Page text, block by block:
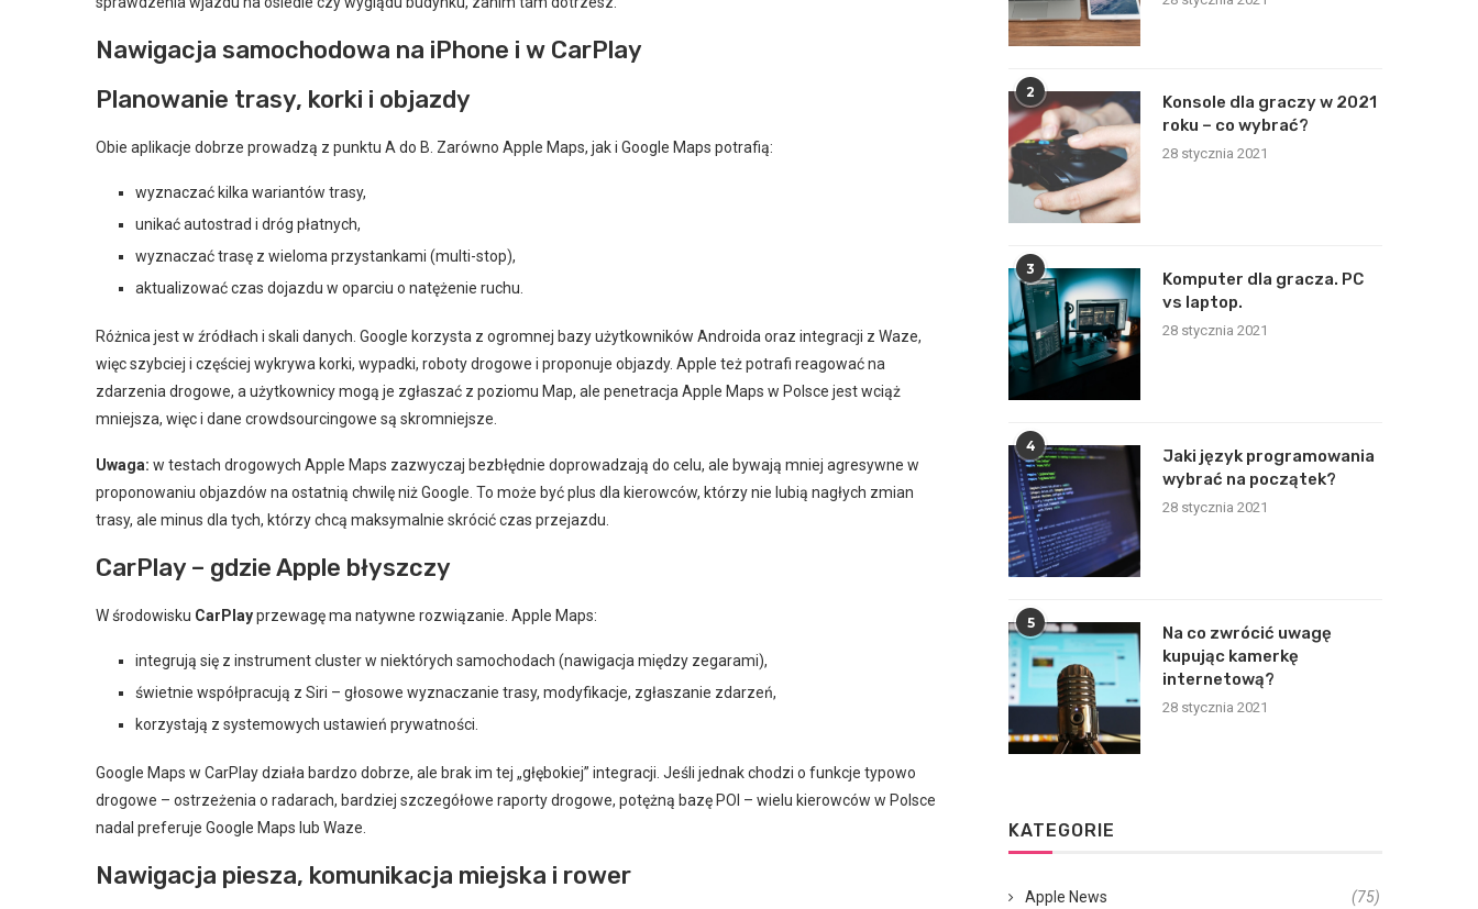
Nawigacja samochodowa na iPhone i w CarPlay
Planowanie trasy, korki i objazdy
Obie aplikacje dobrze prowadzą z punktu A do B. Zarówno Apple Maps, jak i Google Maps potrafią:
wyznaczać kilka wariantów trasy,
unikać autostrad i dróg płatnych,
wyznaczać trasę z wieloma przystankami (multi-stop),
aktualizować czas dojazdu w oparciu o natężenie ruchu.
Różnica jest w źródłach i skali danych. Google korzysta z ogromnej bazy użytkowników Androida oraz integracji z Waze,
więc szybciej i częściej wykrywa korki, wypadki, roboty drogowe i proponuje objazdy. Apple też potrafi reagować na
zdarzenia drogowe, a użytkownicy mogą je zgłaszać z poziomu Map, ale penetracja Apple Maps w Polsce jest wciąż
mniejsza, więc i dane crowdsourcingowe są skromniejsze.
Uwaga: w testach drogowych Apple Maps zazwyczaj bezbłędnie doprowadzają do celu, ale bywają mniej agresywne w
proponowaniu objazdów na ostatnią chwilę niż Google. To może być plus dla kierowców, którzy nie lubią nagłych zmian
trasy, ale minus dla tych, którzy chcą maksymalnie skrócić czas przejazdu.
CarPlay – gdzie Apple błyszczy
W środowisku CarPlayprzewagę ma natywne rozwiązanie. Apple Maps:
integrują się z instrument cluster w niektórych samochodach (nawigacja między zegarami),
świetnie współpracują z Siri – głosowe wyznaczanie trasy, modyfikacje, zgłaszanie zdarzeń,
korzystają z systemowych ustawień prywatności.
Google Maps w CarPlay działa bardzo dobrze, ale brak im tej „głębokiej” integracji. Jeśli jednak chodzi o funkcje typowo
drogowe – ostrzeżenia o radarach, bardziej szczegółowe raporty drogowe, potężną bazę POI – wielu kierowców w Polsce
nadal preferuje Google Maps lub Waze.
Nawigacja piesza, komunikacja miejska i rower
2
Konsole dla graczy w 2021
roku – co wybrać?
28 stycznia 2021
3
Komputer dla gracza. PC
vs laptop.
28 stycznia 2021
4
Jaki język programowania
wybrać na początek?
28 stycznia 2021
5
Na co zwrócić uwagę
kupując kamerkę
internetową?
28 stycznia 2021
KATEGORIE
Apple News (75)